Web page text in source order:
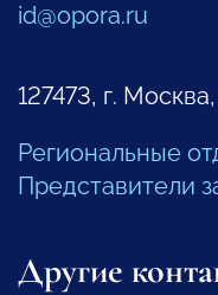
id@opora.ru
127473, г.
Региональные
Представители
Другие